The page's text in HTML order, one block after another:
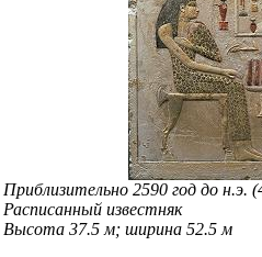
Приблизительно 2590 год до н.э.
Расписанный известняк
Высота 37.5 м; ширина 52.5 м